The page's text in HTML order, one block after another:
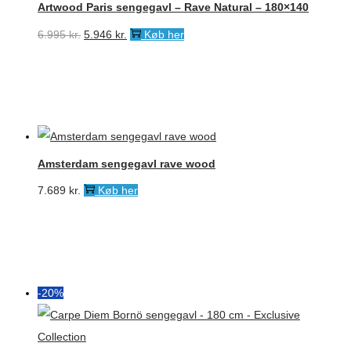
Artwood Paris sengegavl – Rave Natural – 180×140
6.995kr. Den
5.946 kr. DenKøb her
Amsterdam sengegavl rave wood
7.689 kr. Køb her
-20%